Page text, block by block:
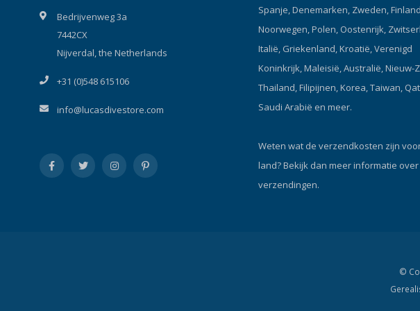
Bedrijvenweg 3a
7442CX
Nijverdal, the Netherlands
+31 (0)548 615106
info@lucasdivestore.com
Spanje, Denemarken, Zweden, Finland,
Noorwegen, Polen, Oostenrijk,
Italië, Griekenland, Kroatië, Verenigd
Koninkrijk, Maleisië, Australië, Nieuw-
Thailand, Filipijnen, Korea, Taiwan,
Saudi Arabië en meer.
Weten wat de verzendkosten zijn
land?Bekijk dan meer informatie over
verzendingen.
©